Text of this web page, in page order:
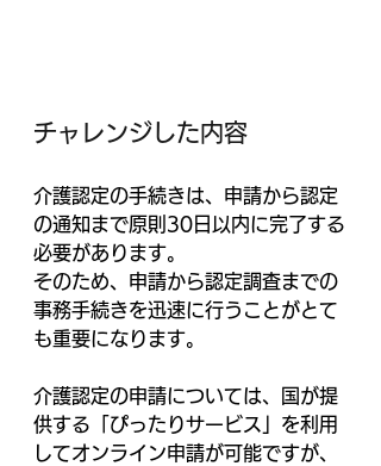
チャレンジした内容
介護認定の手続きは、申請から認定
の通知まで原則30日以内に完了する
必要があります。
そのため、申請から認定調査までの
事務手続きを迅速に行うことがとて
も重要になります。
介護認定の申請については、国が提
供する「ぴったりサービス」を利用
してオンライン申請が可能ですが、